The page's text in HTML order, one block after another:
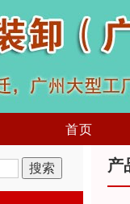
首页
产